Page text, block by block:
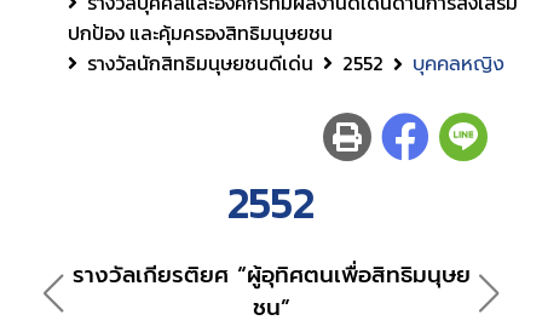
ปกป้อง และคุ้มครองสิทธิมนุษยชน
รางวัลนักสิทธิมนุษยชนดีเด่น
2552 บุคคลหญิง
2552
รางวัลเกียรติยศ “ผู้อุทิศตนเพื่อสิทธิมนุษย
ชน”